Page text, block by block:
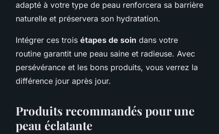
adapté à votre type de peau renforcera sa barrière
naturelle et préservera son hydratation.
Intégrer ces trois étapes de soin dans votre
routine garantit une peau saine et radieuse. Avec
persévérance et les bons produits, vous verrez la
différence jour après jour.
Produits recommandés pour une
peau éclatante